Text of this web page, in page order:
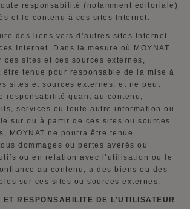
responsabilité (notamment éditoriale)
et le contenu à ces sites Internet.
des liens vers d’autres sites Internet
Internet. Dans la mesure où MOYNAT
ces sites et ces sources externes,
être tenue pour responsable de la mise à
sites et sources externes, et ne peut
responsabilité quant au contenu,
services ou toute autre information ou
sur ou à partir de ces sites ou sources
MOYNAT ne pourra être tenue
dommages ou pertes avérés ou
ou en relation avec l’utilisation ou le
au contenu, à des biens ou des
sur ces sites ou sources externes.
ET RESPONSABILITE DE L’UTILISATEUR